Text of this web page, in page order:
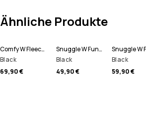
Ähnliche Produkte
Comfy W Fleecepullover Damen
Black
69,90 €
Snuggle W Funktionshose Damen
Black
49,90 €
Black
59,90 €